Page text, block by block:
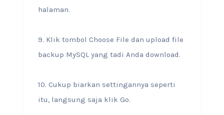
halaman.
9. Klik tombol Choose File dan upload file
backup MySQL yang tadi Anda download.
10. Cukup biarkan settingannya seperti
itu, langsung saja klik Go.